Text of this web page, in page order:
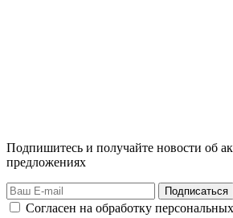
Подпишитесь и получайте новости об
предложениях
Подписаться
Согласен на обработку